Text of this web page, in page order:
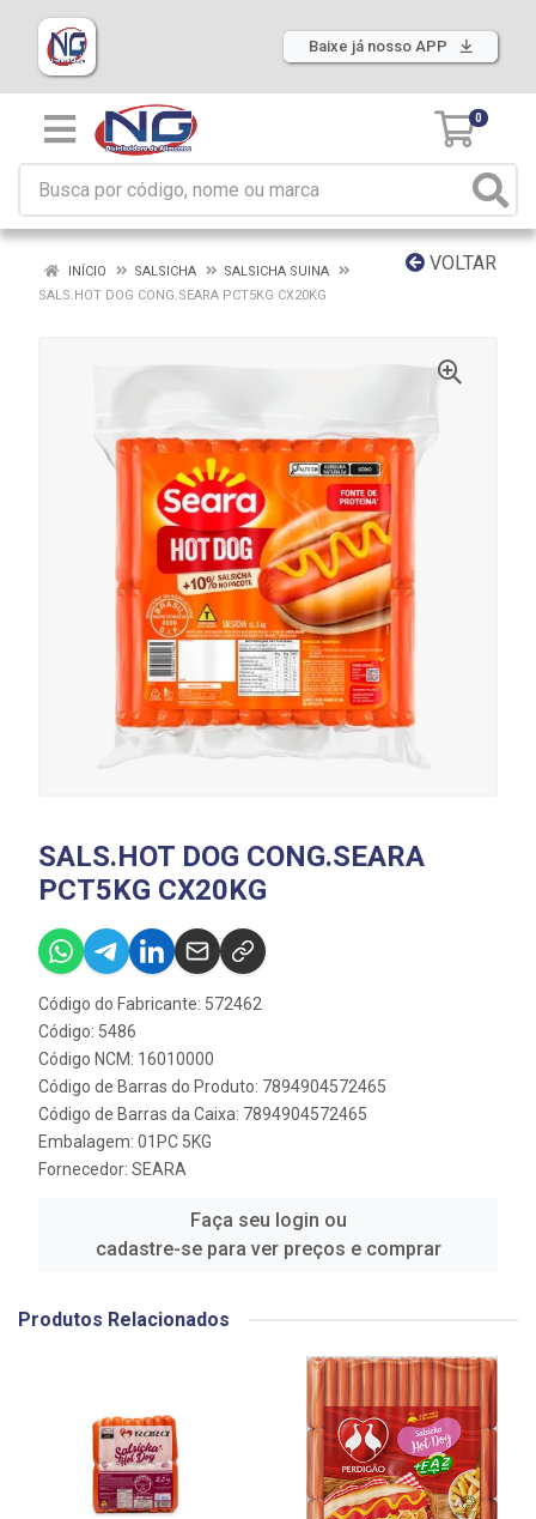
Baixe já nosso APP
0
VOLTAR
INÍCIO SALSICHA
SALSICHA SUINA
SALS.HOT DOG CONG.SEARA PCT5KG CX20KG
SALS.HOT DOG CONG.SEARA
PCT5KG CX20KG
Código do Fabricante: 572462
Código: 5486
Código NCM: 16010000
Código de Barras do Produto: 7894904572465
Código de Barras da Caixa: 7894904572465
Embalagem: 01PC 5KG
Fornecedor: SEARA
Faça seu login ou
cadastre-se para ver preços e comprar
Produtos Relacionados